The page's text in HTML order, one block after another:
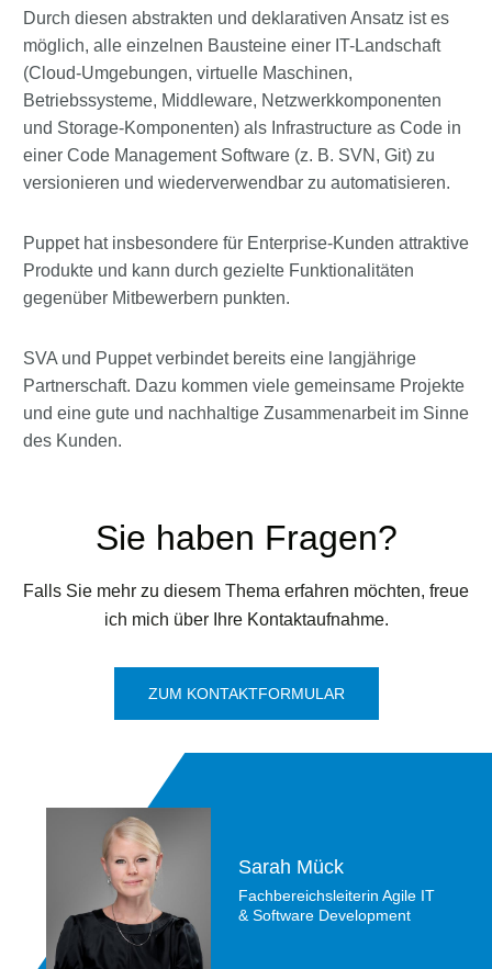
Durch diesen abstrakten und deklarativen Ansatz ist es
möglich, alle einzelnen Bausteine einer IT-Landschaft
(Cloud-Umgebungen, virtuelle Maschinen,
Betriebssysteme, Middleware, Netzwerkkomponenten
und Storage-Komponenten) als Infrastructure as Code in
einer Code Management Software (z. B. SVN, Git) zu
versionieren und wiederverwendbar zu automatisieren.
Puppet hat insbesondere für Enterprise-Kunden attraktive
Produkte und kann durch gezielte Funktionalitäten
gegenüber Mitbewerbern punkten.
SVA und Puppet verbindet bereits eine langjährige
Partnerschaft. Dazu kommen viele gemeinsame Projekte
und eine gute und nachhaltige Zusammenarbeit im Sinne
des Kunden.
Sie haben Fragen?
Falls Sie mehr zu diesem Thema erfahren möchten, freue
ich mich über Ihre Kontaktaufnahme.
ZUM KONTAKTFORMULAR
Sarah Mück
Fachbereichsleiterin Agile IT
& Software Development